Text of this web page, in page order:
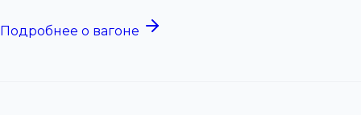
Подробнее о вагоне